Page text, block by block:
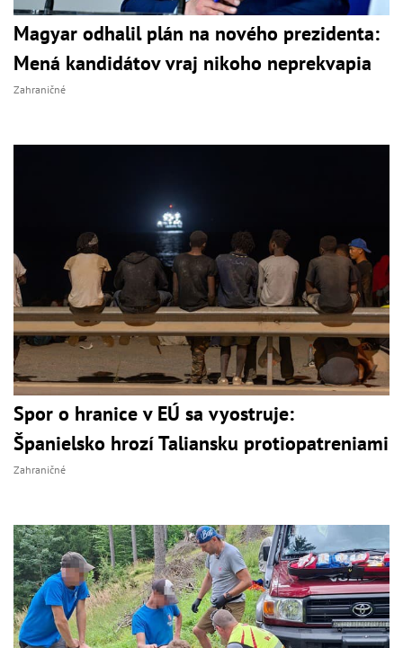
Magyar odhalil plán na nového prezidenta:
Mená kandidátov vraj nikoho neprekvapia
Zahraničné
Spor o hranice v EÚ sa vyostruje:
Španielsko hrozí Taliansku protiopatreniami
Zahraničné